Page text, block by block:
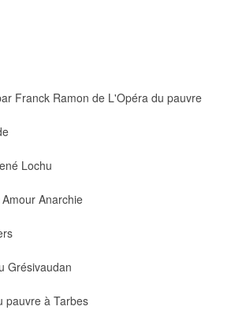
Franck Ramon de L'Opéra du pauvre
Lochu
Anarchie
Grésivaudan
pauvre à Tarbes